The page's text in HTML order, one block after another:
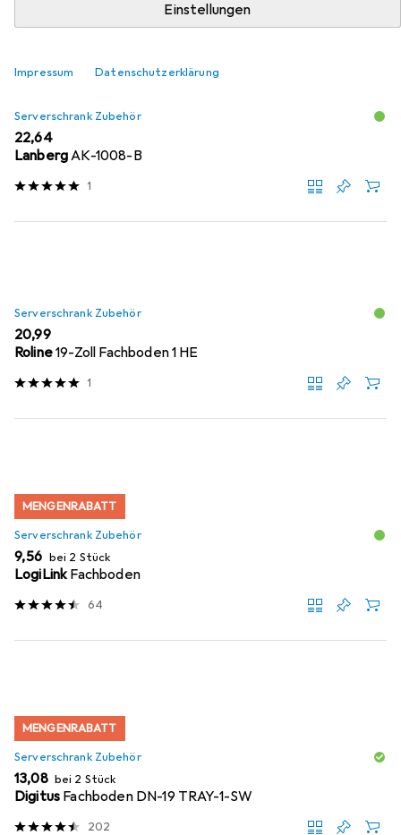
Einstellungen
Impressum Datenschutzerklärung
Serverschrank Zubehör
EUR
22,64
LanbergAK-1008-B
1
Serverschrank Zubehör
EUR
20,99
Roline19-Zoll Fachboden 1 HE
1
MENGENRABATT
Serverschrank Zubehör
EUR
9,56 bei 2 Stück
LogiLinkFachboden
64
MENGENRABATT
Serverschrank Zubehör
EUR
13,08 bei 2 Stück
Digitus Fachboden DN-19 TRAY-1-SW
202